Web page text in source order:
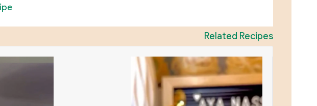
Related Recipes